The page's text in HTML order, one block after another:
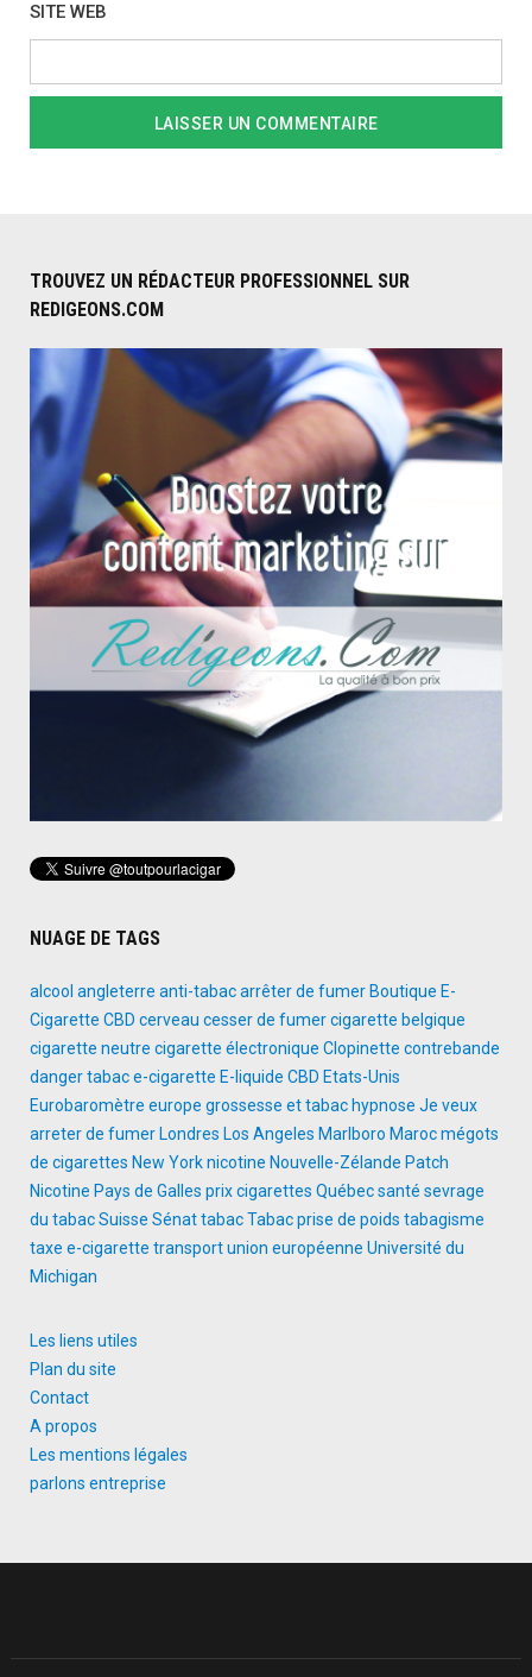
SITE WEB
TROUVEZ UN RÉDACTEUR PROFESSIONNEL SUR
REDIGEONS.COM
NUAGE DE TAGS
alcool angleterre anti-tabacarrêter de fumer Boutique E-
Cigarette CBD cerveau cesser de fumercigarette belgique
cigarette neutre cigarette électronique Clopinette contrebande
danger tabace-cigarette E-liquide CBD Etats-Unis
Eurobaromètre europe grossesse et tabac hypnose Je veux
arreter de fumer Londres Los Angeles Marlboro Marocmégots
de cigarettes New Yorknicotine Nouvelle-Zélande Patch
Nicotine Pays de Galles prix cigarettes Québecsanté sevrage
du tabacSuisse SénattabacTabac prise de poids tabagisme
taxe e-cigarette transportunion européenne Université du
Michigan
Les liens utiles
Plan du site
Contact
A propos
Les mentions légales
parlons entreprise